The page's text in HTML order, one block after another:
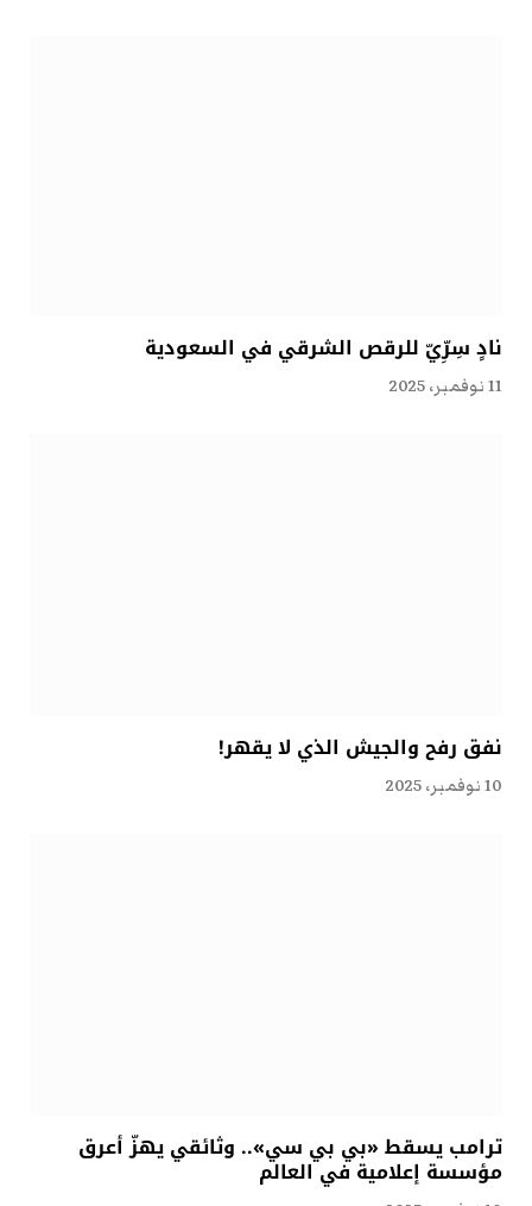
نادٍ سِرِّيّ للرقص الشرقي في السعودية
11 نوفمبر، 2025
نفق رفح والجيش الذي لا يقهر!
10 نوفمبر، 2025
ترامب يسقط «بي بي سي».. وثائقي يهزّ أعرق
مؤسسة إعلامية في العالم